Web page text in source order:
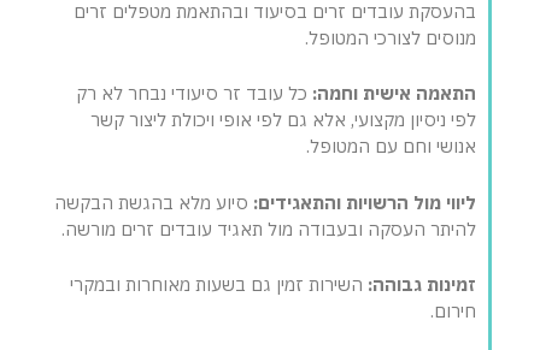
בהעסקת עובדים זרים בסיעוד ובהתאמת מטפלים זרים
מנוסים לצורכי המטופל.
התאמה אישית וחמה: כל עובד זר סיעודי נבחר לא רק
לפי ניסיון מקצועי, אלא גם לפי אופי ויכולת ליצור קשר
אנושי וחם עם המטופל.
ליווי מול הרשויות והתאגידים: סיוע מלא בהגשת הבקשה
להיתר העסקה ובעבודה מול תאגיד עובדים זרים מורשה.
זמינות גבוהה: השירות זמין גם בשעות מאוחרות ובמקרי
חירום.